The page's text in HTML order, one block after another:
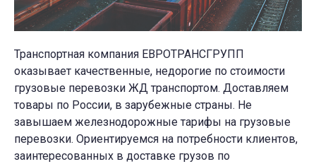
Транспортная компания ЕВРОТРАНСГРУПП
оказывает качественные, недорогие по стоимости
грузовые перевозки ЖД транспортом. Доставляем
товары по России, в зарубежные страны. Не
завышаем железнодорожные тарифы на грузовые
перевозки. Ориентируемся на потребности клиентов,
заинтересованных в доставке грузов по